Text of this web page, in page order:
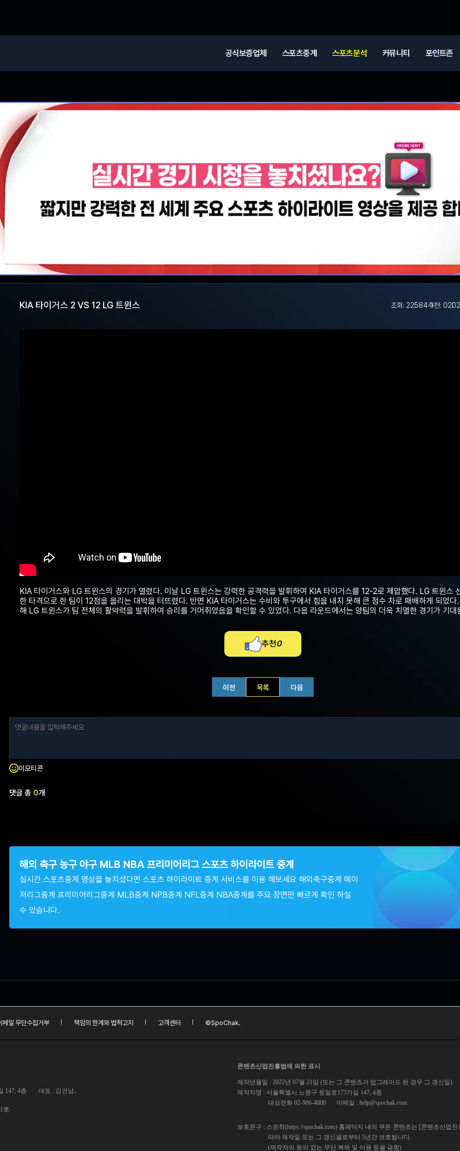
공식보증업체 스포츠중계 스포츠분석 커뮤니티 포인트존
KIA 타이거스 2 VS 12 LG 트윈스 조회: 22584추천: 0
KIA 타이거스와 LG 트윈스의 경기가 열렸다. 이날 LG 트윈스는 강력한 공격력을 발휘하여 KIA 타이거스를 12-2로 제압했다. LG 트윈스
한 타격으로 한 팀이 12점을 올리는 대박을 터뜨렸다. 반면 KIA 타이거스는 수비와 투구에서 힘을 내지 못해 큰 점수 차로 패배하게 되었다
해 LG 트윈스가 팀 전체의 활약력을 발휘하여 승리를 거머쥐었음을 확인할 수 있었다. 다음 라운드에서는 양팀의 더욱 치열한 경기가 기대
추천0
이전 목록 다음
이모티콘
댓글 총 0개
해외 축구 농구 야구 MLB NBA 프리미어리그 스포츠 하이라이트 중계
실시간 스포츠중계 영상을 놓치셨다면 스포츠 하이라이트 중계 서비스를 이용 해보세요 해외축구중계 메이
저리그중계 프리미어리그중계 MLB중계 NPB중계 NFL중계 NBA중계를 주요 장면만 빠르게 확인 하실
수 있습니다.
메일 무단수집거부 책임의 한계와 법적고지 고객센터 ©SpoChak.
147, 4층 대표 : 김건남.
호
콘텐츠산업진흥법에 의한 표시
제작년월일 : 2022년 07월 21일 (또는 그 콘텐츠가 업그레이드 된 경우 그 갱신일)
제작자명 : 서울특별시 노원구 동일로173가길 147, 4층
대표전화 02-906-4800
이메일 : help@spochak.com
보호문구 : 스포착(https://spochak.com) 홈페이지 내의 무든 콘텐츠는 [콘텐츠산업
따라 제작일 또는 그 갱신을로부터 5년간 보호됩니다.
(제작자의 동의 없는 무단 복제 및 이용 등을 금함)